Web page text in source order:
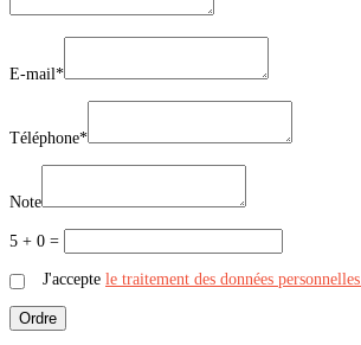
E-mail*
Téléphone*
Note
5 + 0 =
J'accepte le traitement des données personnelles.